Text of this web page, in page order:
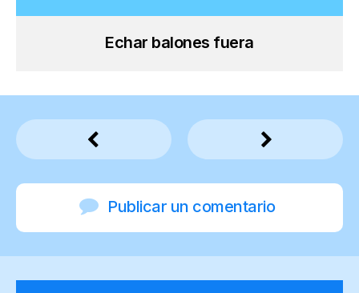
Echar balones fuera
Publicar un comentario